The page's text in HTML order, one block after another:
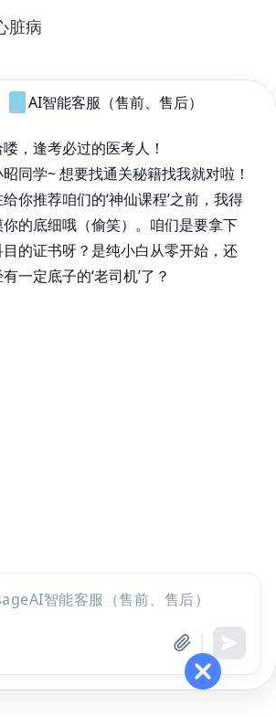
脏病
菌肺炎、支原体肺炎)
肺癌
过速
硬化性心脏病
点击
全部考试 免费试听